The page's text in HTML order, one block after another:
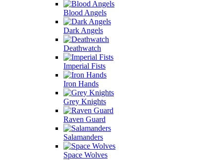
Blood Angels
Dark Angels
Deathwatch
Imperial Fists
Iron Hands
Grey Knights
Raven Guard
Salamanders
Space Wolves